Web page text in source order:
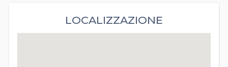
LOCALIZZAZIONE